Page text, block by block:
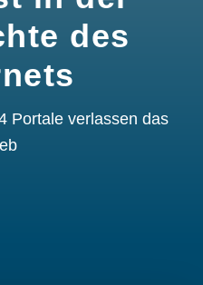
des
Portale verlassen das